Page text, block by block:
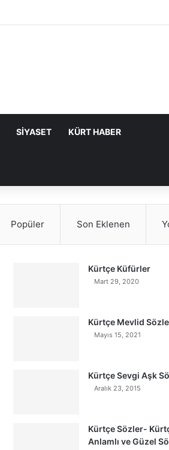
SIYASET KÜRT HABER
Popüler Son Eklenen
Kürtçe Küfürler
Mart 29, 2020
Kürtçe Mevlid
Mayıs 15, 2021
Kürtçe Sevgi Aşk
Aralık 23, 2015
Kürtçe Sözler-
Anlamlı ve Güzel